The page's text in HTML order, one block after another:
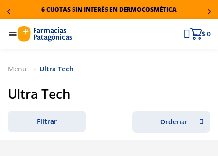
6 CUOTAS SIN INTERÉS EN DERMOCOSMÉTICA
$ 0
Ultra Tech
Ultra Tech
Filtrar